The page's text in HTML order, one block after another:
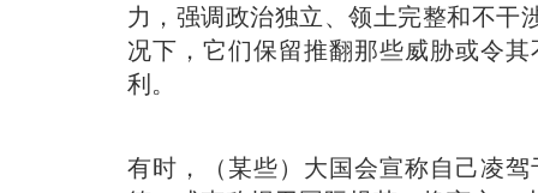
力，强调政治独立、领土完整和不干
况下，它们保留推翻那些威胁或令
利。
有时，（某些）大国会宣称自己凌